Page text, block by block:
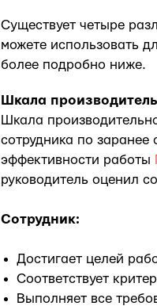
Существует четыре
можете использовать
более подробно ниже.
Шкала
Шкала
сотрудника по
эффективности работы
руководитель оценил
Сотрудник:
Достигает целей
Соответствует
Выполняет все